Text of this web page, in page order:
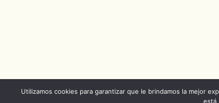
Utilizamos cookies para garantizar que le brindamos la mejor
está